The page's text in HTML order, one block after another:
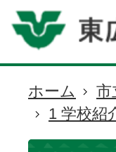
現
在
の
ホーム 市
1 学校紹